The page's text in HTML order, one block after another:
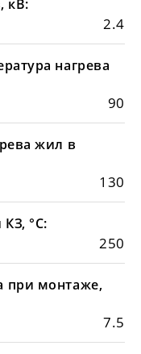
кВ:
2.4
нагрева
90
жил в
130
°С:
250
при монтаже,
7.5